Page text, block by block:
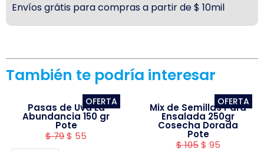
Envíos grátis para compras a partir de $ 10mil
También te podría interesar
OFERTA
Pasas de Uva La
Abundancia 150 gr
Pote
$79$ 55
OFERTA
Mix de Semillas Para
Ensalada 250gr
Cosecha Dorada
Pote
$105 $ 95